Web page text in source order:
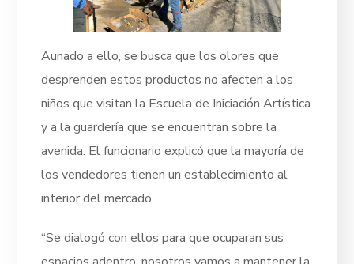
Aunado a ello, se busca que los olores que
desprenden estos productos no afecten a los
niños que visitan la Escuela de Iniciación Artística
y a la guardería que se encuentran sobre la
avenida. El funcionario explicó que la mayoría de
los vendedores tienen un establecimiento al
interior del mercado.
“Se dialogó con ellos para que ocuparan sus